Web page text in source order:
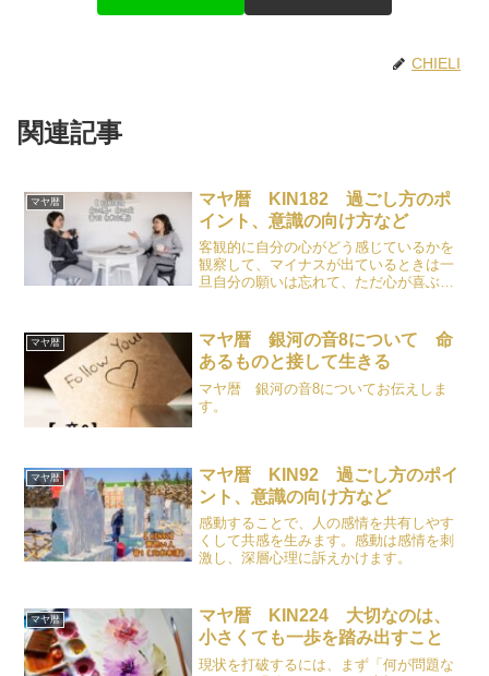
CHIELI
関連記事
マヤ暦
マヤ暦 KIN182 過ごし方のポ
イント、意識の向け方など
客観的に自分の心がどう感じているかを
観察して、マイナスが出ているときは一
旦自分の願いは忘れて、ただ心が喜ぶこ
マヤ暦
マヤ暦 銀河の音8について 命
あるものと接して生きる
マヤ暦 銀河の音8についてお伝えしま
す。
マヤ暦
マヤ暦 KIN92 過ごし方のポイ
ント、意識の向け方など
感動することで、人の感情を共有しやす
くして共感を生みます。感動は感情を刺
激し、深層心理に訴えかけます。
マヤ暦
マヤ暦 KIN224 大切なのは、
小さくても一歩を踏み出すこと
現状を打破するには、まず「何が問題な